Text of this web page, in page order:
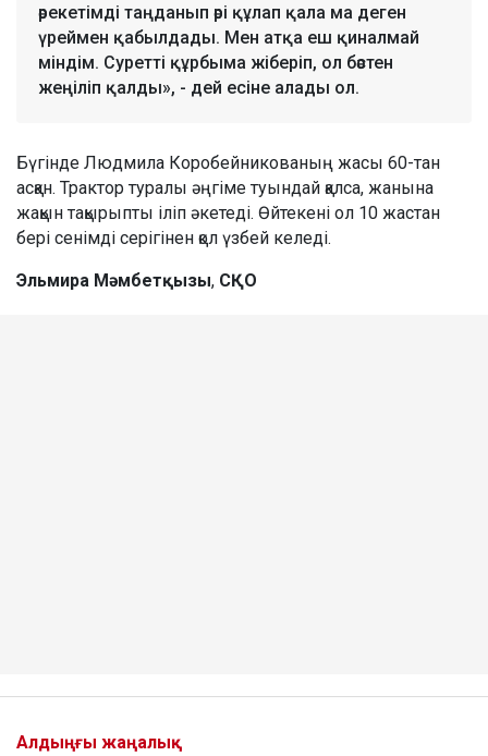
әрекетімді таңданып әрі құлап қала ма деген
үреймен қабылдады. Мен атқа еш қиналмай
міндім. Суретті құрбыма жіберіп, ол бәстен
жеңіліп қалды», - дей есіне алады ол.
Бүгінде Людмила Коробейникованың жасы 60-тан
асқан. Трактор туралы әңгіме туындай қалса, жанына
жақын тақырыпты іліп әкетеді. Өйтекені ол 10 жастан
бері сенімді серігінен қол үзбей келеді.
Эльмира Мәмбетқызы, СҚО
Алдыңғы жаңалық